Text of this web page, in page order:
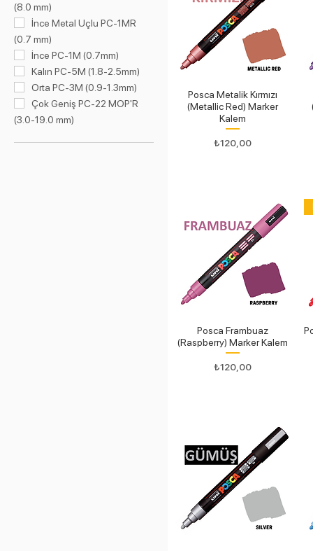
(8.0 mm)
İnce Metal Uçlu PC-1MR
(0.7 mm)
İnce PC-1M (0.7mm)
Kalın PC-5M (1.8-2.5mm)
Orta PC-3M (0.9-1.3mm)
Çok Geniş PC-22 MOP'R
(3.0-19.0 mm)
Posca Metalik Kırmızı
(Metallic Red) Marker
Kalem
Fiyat
₺120,00
Posca Frambuaz
(Raspberry) Marker Kalem
Fiyat
₺120,00